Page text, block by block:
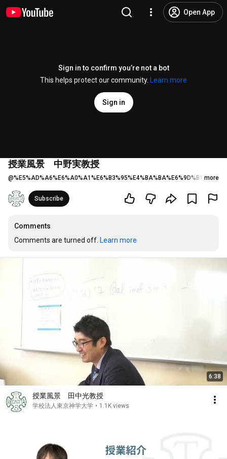
Open App
Sign in to confirm you’re not a bot
This helps protect our community.
Learn more
Sign in
授業風景 中野実教授
@ more
Subscribe
Comments
Comments are turned off. Learn more
6:38
授業風景 田中光教授
学校法人東京神学大学 • 1.1K views